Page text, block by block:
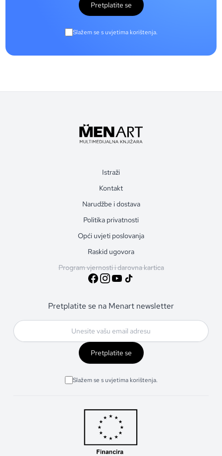
Pretplatite se
Slažem se s uvjetima korištenja.
Istraži
Kontakt
Narudžbe i dostava
Politika privatnosti
Opći uvjeti poslovanja
Raskid ugovora
Program vjernosti i darovna kartica
Pretplatite se na Menart newsletter
Pretplatite se
Slažem se s uvjetima korištenja.